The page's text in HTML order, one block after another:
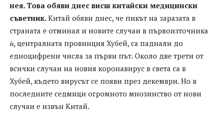
нея. Това обяви днес висш китайски медицински
съветник.Китай обяви днес, че пикът на заразата в
страната е отминал и новите случаи в първоизточника
ѝ, централната провинция Хубей, са паднали до
едноцифрени числа за първи път. Около две трети от
всички случаи на новия коронавирус в света са в
Хубей, където вирусът се появи през декември. Но в
последните седмици огромното мнозинство от нови
случаи е извън Китай.